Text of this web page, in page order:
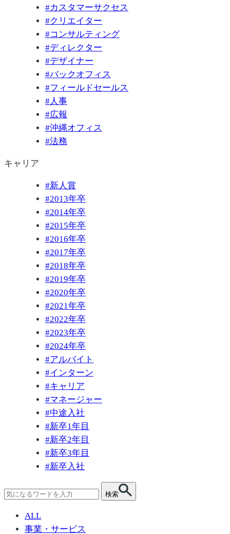
#カスタマーサクセス
#クリエイター
#コンサルティング
#ディレクター
#デザイナー
#バックオフィス
#フィールドセールス
#人事
#広報
#沖縄オフィス
#法務
キャリア
#新人賞
#2013年卒
#2014年卒
#2015年卒
#2016年卒
#2017年卒
#2018年卒
#2019年卒
#2020年卒
#2021年卒
#2022年卒
#2023年卒
#2024年卒
#アルバイト
#インターン
#キャリア
#マネージャー
#中途入社
#新卒1年目
#新卒2年目
#新卒3年目
#新卒入社
検
索:
検索
ALL
事業・サービス